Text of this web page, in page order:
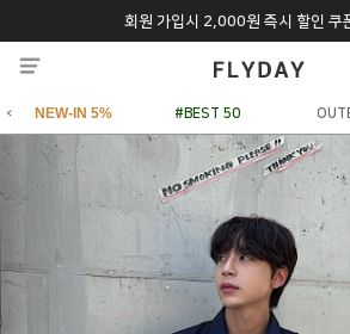
회원 가입시 2,000원 즉시 할인 쿠
추석 특별 할인 10~20% 9/6 화 ~ 9/12
NEW-IN 5% #BEST 50